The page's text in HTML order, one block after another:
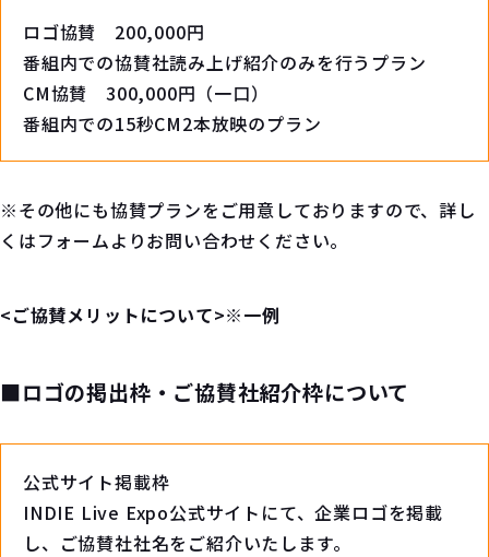
ロゴ協賛 200,000円
番組内での協賛社読み上げ紹介のみを行うプラン
CM協賛 300,000円（一口）
番組内での15秒CM2本放映のプラン
※その他にも協賛プランをご用意しておりますので、詳し
くはフォームよりお問い合わせください。
<ご協賛メリットについて>※一例
■ロゴの掲出枠・ご協賛社紹介枠について
公式サイト掲載枠
INDIE Live Expo公式サイトにて、企業ロゴを掲載
し、ご協賛社社名をご紹介いたします。